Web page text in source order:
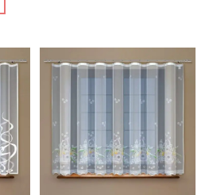
viacero
variantov.
môžete
vybrať
na
vybrať
na